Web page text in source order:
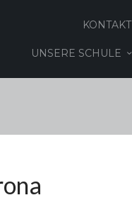
KONTAKT
UNSERE SCHULE